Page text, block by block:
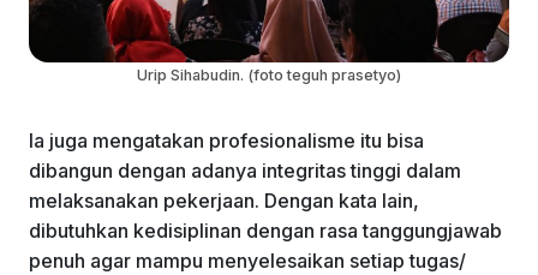
Urip Sihabudin. (foto teguh prasetyo)
Ia juga mengatakan profesionalisme itu bisa
dibangun dengan adanya integritas tinggi dalam
melaksanakan pekerjaan. Dengan kata lain,
dibutuhkan kedisiplinan dengan rasa tanggungjawab
penuh agar mampu menyelesaikan setiap tugas/